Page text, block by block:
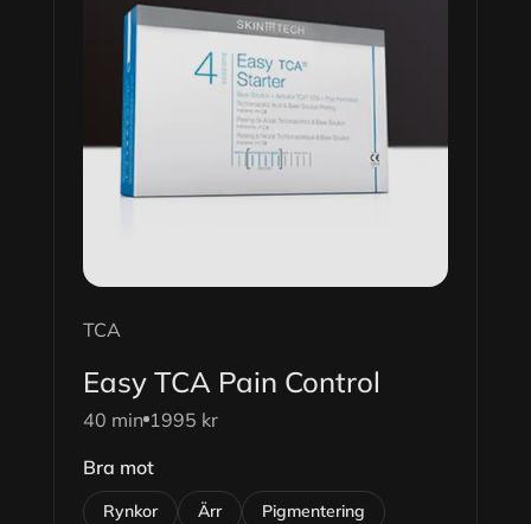
TCA
Easy TCA Pain Control
40 min 1995 kr
Bra mot
Rynkor Ärr Pigmentering